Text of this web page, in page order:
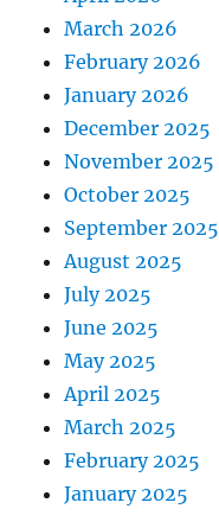
March 2026
February 2026
January 2026
December 2025
November 2025
October 2025
September 2025
August 2025
July 2025
June 2025
May 2025
April 2025
March 2025
February 2025
January 2025